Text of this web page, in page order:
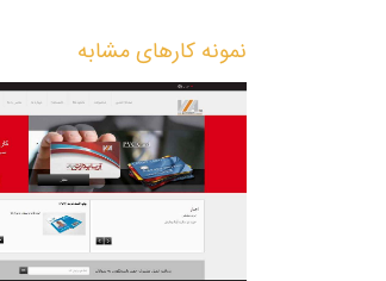
نمونه کارهای مشابه